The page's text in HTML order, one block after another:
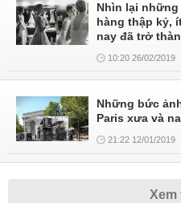
Nhìn lại
hàng thập kỷ,
nay đã trở
10:20 26/02/2019
Những bức
Paris xưa và
21:22 12/01/2019
Xem